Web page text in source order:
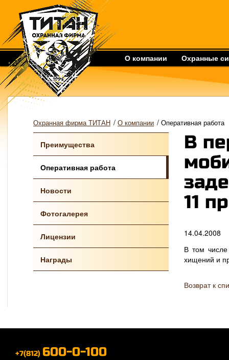
О компании Охранные
Охранная фирма ТИТАН / О компании / Оперативная работа
Преимущества
Оперативная работа
Новости
Фотогалерея
Лицензии
Награды
В
11
14.04.2008
В том числе
хищений и
Возврат к
+7(812) 600-0-100